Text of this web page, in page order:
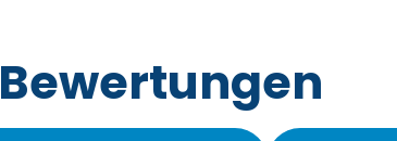
Bewertungen